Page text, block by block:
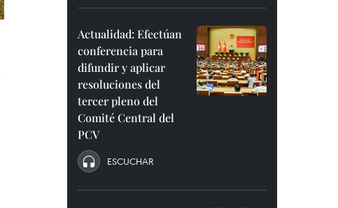
Actualidad: Efectúan
conferencia para
difundir y aplicar
resoluciones del
tercer pleno del
Comité Central del
PCV
ESCUCHAR